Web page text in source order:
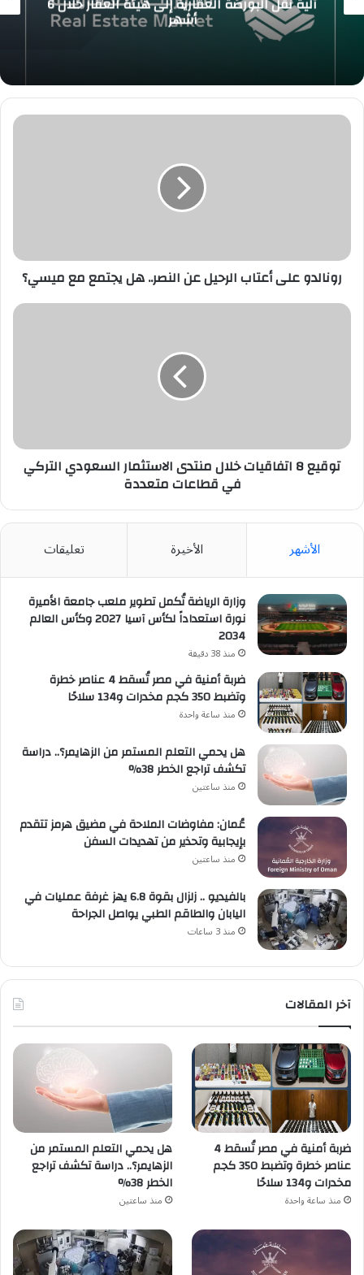
أشهر
رونالدو
مع
ميسي؟
رونالدو على أعتاب الرحيل عن النصر.. هل يجتمع مع ميسي؟
توقيع
في
قطاعات
متعددة
توقيع 8 اتفاقيات خلال منتدى الاستثمار السعودي التركي
في قطاعات متعددة
الأشهر الأخيرة تعليقات
وزارة الرياضة تُكمل تطوير ملعب جامعة الأميرة
نورة استعداداً لكأس آسيا 2027 وكأس العالم
2034
منذ 38 دقيقة
ضربة أمنية في مصر تُسقط 4 عناصر خطرة
وتضبط 350 كجم مخدرات و134 سلاحًا
منذ ساعة واحدة
هل يحمي التعلم المستمر من الزهايمر؟.. دراسة
تكشف تراجع الخطر 38%
منذ ساعتين
عُمان: مفاوضات الملاحة في مضيق هرمز تتقدم
بإيجابية وتحذير من تهديدات السفن
منذ ساعتين
بالفيديو .. زلزال بقوة 6.8 يهز غرفة عمليات في
اليابان والطاقم الطبي يواصل الجراحة
منذ 3 ساعات
آخر المقالات
ضربة أمنية في مصر تُسقط 4
عناصر خطرة وتضبط 350 كجم
مخدرات و134 سلاحًا
منذ ساعة واحدة
هل يحمي التعلم المستمر من
الزهايمر؟.. دراسة تكشف تراجع
الخطر 38%
منذ ساعتين